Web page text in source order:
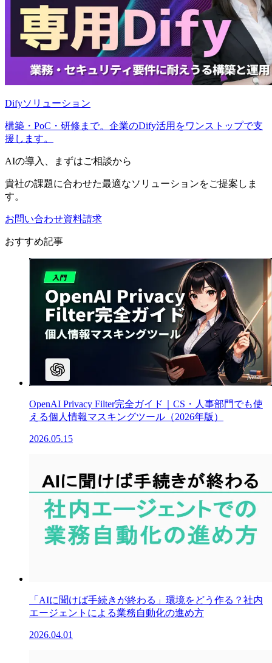
Difyソリューション
構築・PoC・研修まで。企業のDify活用をワンストップで支
援します。
AIの導入、まずはご相談から
貴社の課題に合わせた最適なソリューションをご提案しま
す。
お問い合わせ資料請求
おすすめ記事
OpenAI Privacy Filter完全ガイド｜CS・人事部門でも使
える個人情報マスキングツール（2026年版）
2026.05.15
「AIに聞けば手続きが終わる」環境をどう作る？社内
エージェントによる業務自動化の進め方
2026.04.01